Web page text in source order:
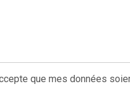
que mes données